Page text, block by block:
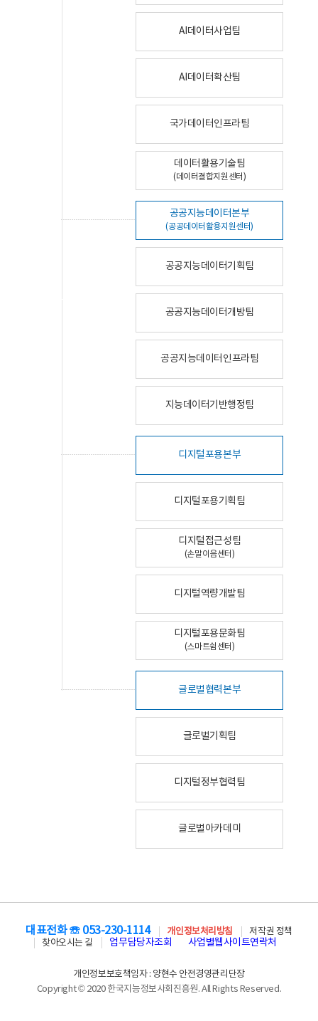
AI데이터사업팀
AI데이터확산팀
국가데이터인프라팀
데이터활용기술팀
(데이터결합지원센터)
공공지능데이터본부
(공공데이터활용지원센터)
공공지능데이터기획팀
공공지능데이터개방팀
공공지능데이터인프라팀
지능데이터기반행정팀
디지털포용본부
디지털포용기획팀
디지털접근성팀
(손말이음센터)
디지털역량개발팀
디지털포용문화팀
(스마트쉼센터)
글로벌협력본부
글로벌기획팀
디지털정부협력팀
글로벌아카데미
대표전화 ☏ 053-230-1114 개인정보처리방침
저작권 정책
찾아오시는 길
업무담당자조회 사업별웹사이트연락처
개인정보보호책임자 : 양현수 안전경영관리단장
Copyright © 2020 한국지능정보사회진흥원. All Rights Reserved.